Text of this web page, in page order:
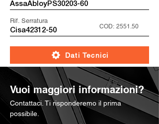
AssaAbloyPS30203-60
Rif. Serratura
Cisa42312-50
COD: 2551.50
Dati Tecnici
Vuoi maggiori informazioni?
Contattaci. Ti risponderemo il prima
possibile.